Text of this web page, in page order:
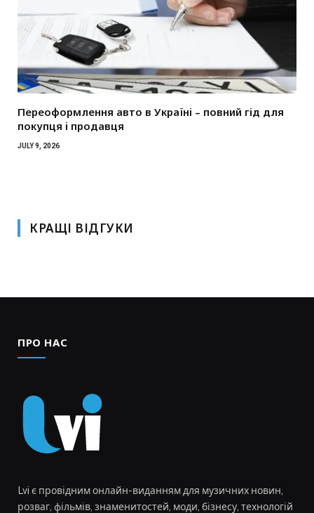
Переоформлення авто в Україні – повний гід для
покупця і продавця
JULY 9, 2026
КРАЩІ ВІДГУКИ
ПРО НАС
Lvi є провідним онлайн-виданням для музичних новин,
розваг, фільмів, знаменитостей, моди, бізнесу, технологій